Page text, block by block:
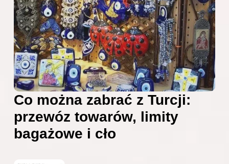
Co można zabrać z Turcji:
przewóz towarów, limity
bagażowe i cło